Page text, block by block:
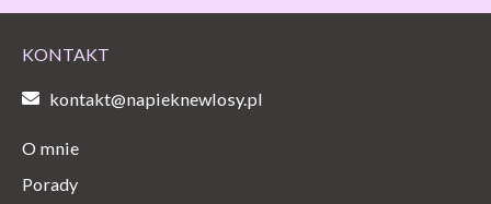
KONTAKT
kontakt@napieknewlosy.pl
O mnie
Porady